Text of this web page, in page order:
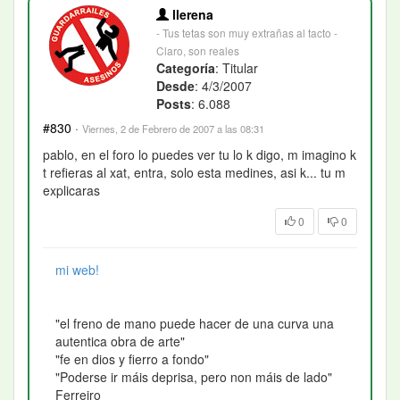
llerena
- Tus tetas son muy extrañas al tacto -
Claro, son reales
Categoría: Titular
Desde: 4/3/2007
Posts: 6.088
#830 · Viernes, 2 de Febrero de 2007 a las 08:31
pablo, en el foro lo puedes ver tu lo k digo, m imagino k
t refieras al xat, entra, solo esta medines, asi k... tu m
explicaras
0 0
mi web!
"el freno de mano puede hacer de una curva una
autentica obra de arte"
"fe en dios y fierro a fondo"
"Poderse ir máis deprisa, pero non máis de lado"
Ferreiro